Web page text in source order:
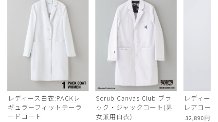
レディース白衣:PACKレ
ギュラーフィットテーラ
ードコート
Scrub Canvas Club:ブラ
ック・ジャックコート(男
女兼用白衣)
レディー
レアコート
32,890円